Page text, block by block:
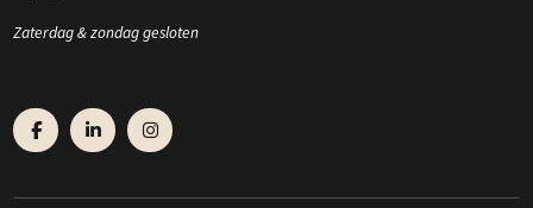
Zaterdag & zondag gesloten